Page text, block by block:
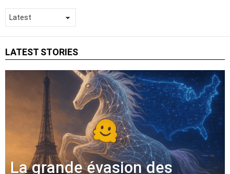
LATEST STORIES
La grande évasion des